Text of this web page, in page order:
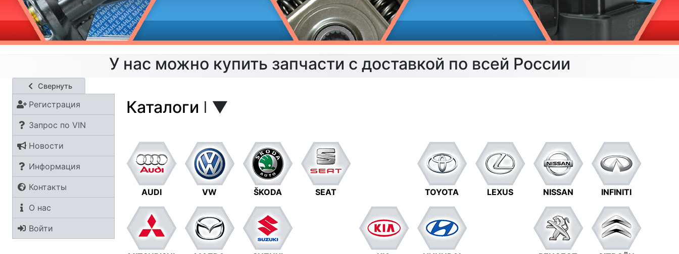
У нас можно купить запчасти с доставкой по всей России
Свернуть
Регистрация
Запрос по VIN
Новости
Информация
Контакты
О нас
Войти
Каталоги ǀ ▼
AUDI VW ŠKODA SEAT TOYOTA LEXUS NISSAN INFINITI